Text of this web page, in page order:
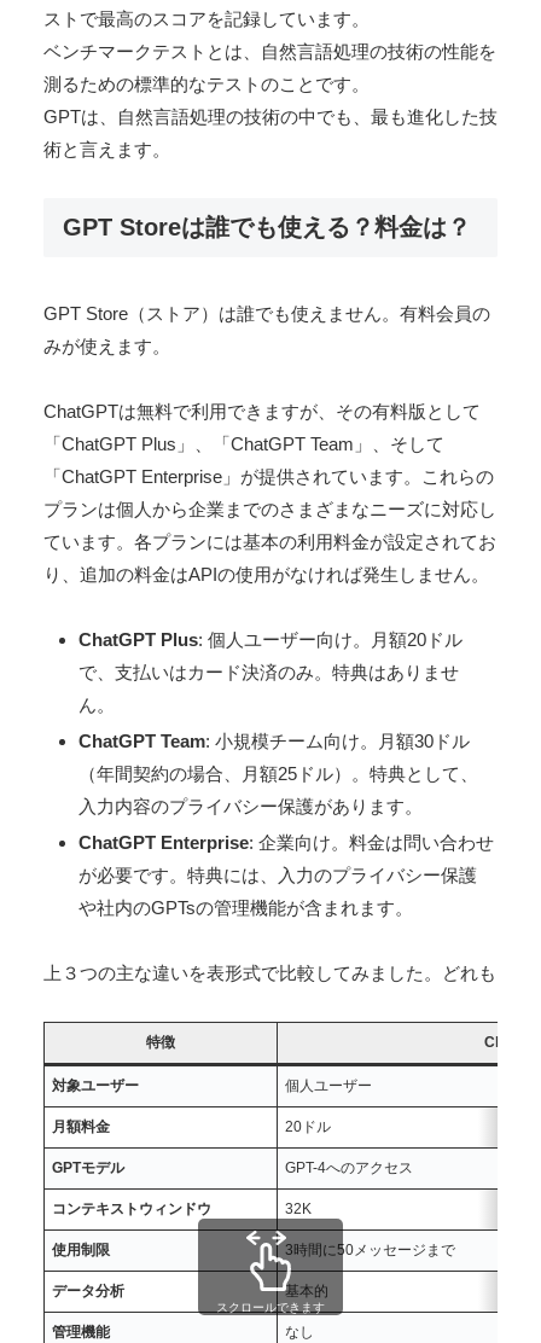
ストで最高のスコアを記録しています。
ベンチマークテストとは、自然言語処理の技術の性能を
測るための標準的なテストのことです。
GPTは、自然言語処理の技術の中でも、最も進化した技
術と言えます。
GPT Storeは誰でも使える？料金は？
GPT Store（ストア）は誰でも使えません。有料会員の
みが使えます。
ChatGPTは無料で利用できますが、その有料版として
「ChatGPT Plus」、「ChatGPT Team」、そして
「ChatGPT Enterprise」が提供されています。これらの
プランは個人から企業までのさまざまなニーズに対応し
ています。各プランには基本の利用料金が設定されてお
り、追加の料金はAPIの使用がなければ発生しません。
ChatGPT Plus: 個人ユーザー向け。月額20ドル
で、支払いはカード決済のみ。特典はありませ
ん。
ChatGPT Team: 小規模チーム向け。月額30ドル
（年間契約の場合、月額25ドル）。特典として、
入力内容のプライバシー保護があります。
ChatGPT Enterprise: 企業向け。料金は問い合わせ
が必要です。特典には、入力のプライバシー保護
や社内のGPTsの管理機能が含まれます。
上３つの主な違いを表形式で比較してみました。どれも
特徴
対象ユーザー 個人ユーザー
月額料金 20ドル
GPTモデル GPT-4へのアクセス
コンテキストウィンドウ 32K
使用制限 3時間に50メッセージまで
データ分析 基本的
管理機能 なし
スクロールできます